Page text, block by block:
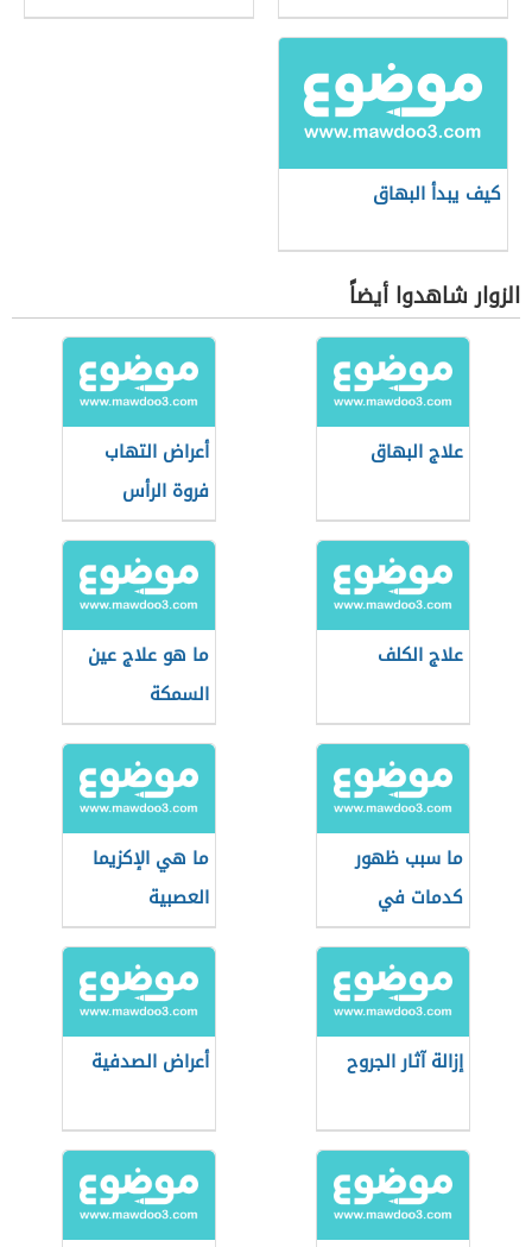
كيف يبدأ البهاق
الزوار شاهدوا أيضاً
علاج البهاق
أعراض التهاب
فروة الرأس
الدهنية
علاج الكلف
ما هو علاج عين
السمكة
ما سبب ظهور
كدمات في
الجسم بدون سبب
ما هي الإكزيما
العصبية
إزالة آثار الجروح أعراض الصدفية